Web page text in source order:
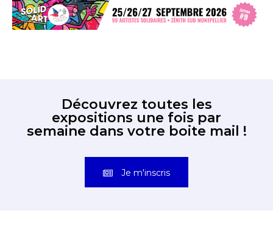
Découvrez toutes les
expositions une fois par
semaine dans votre boite mail !
Je m'inscris